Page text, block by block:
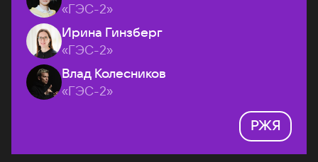
«ГЭС-2»
Ирина Гинзберг
«ГЭС-2»
Влад Колесников
«ГЭС-2»
РЖЯ